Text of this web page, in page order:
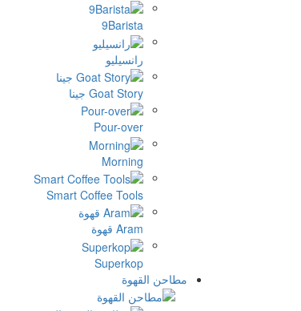
9Barista
رانسيليو
Goat Story جينا
Pour-over
Morning
Smart Coffee Tools
Aram قهوة
Superkop
مطاحن القهوة